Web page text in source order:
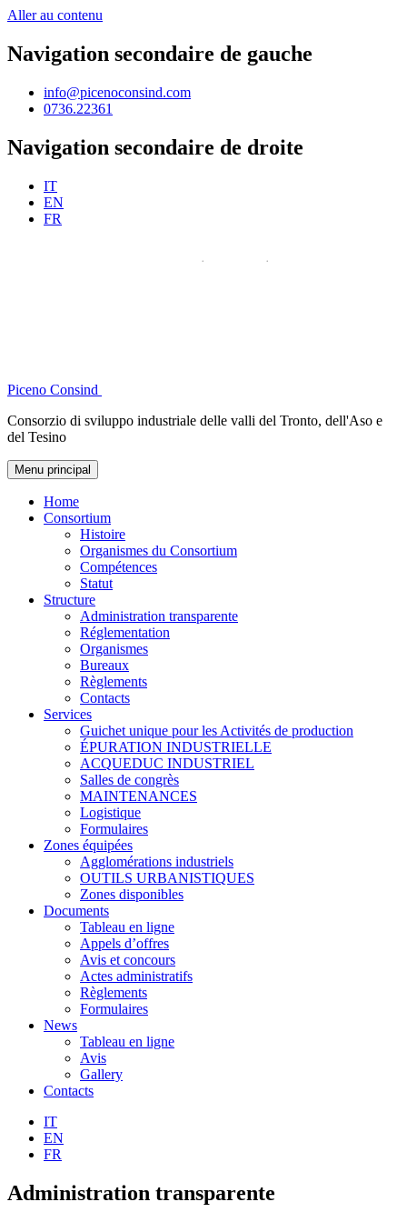
Aller au contenu
Navigation secondaire de gauche
info@picenoconsind.com
0736.22361
Navigation secondaire de droite
IT
EN
FR
Piceno Consind
Piceno Consind
Consorzio di sviluppo industriale delle valli del Tronto, dell'Aso e
del Tesino
Menu principal
Home
Consortium
Histoire
Organismes du Consortium
Compétences
Statut
Structure
Administration transparente
Réglementation
Organismes
Bureaux
Règlements
Contacts
Services
Guichet unique pour les Activités de production
ÉPURATION INDUSTRIELLE
ACQUEDUC INDUSTRIEL
Salles de congrès
MAINTENANCES
Logistique
Formulaires
Zones équipées
Agglomérations industriels
OUTILS URBANISTIQUES
Zones disponibles
Documents
Tableau en ligne
Appels d’offres
Avis et concours
Actes administratifs
Règlements
Formulaires
News
Tableau en ligne
Avis
Gallery
Contacts
IT
EN
FR
Administration transparente